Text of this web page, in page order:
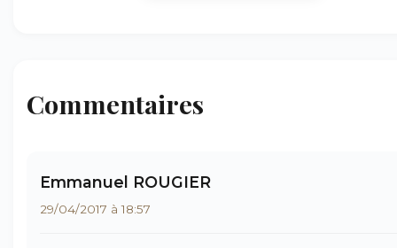
Commentaires
Emmanuel ROUGIER
29/04/2017 à 18:57